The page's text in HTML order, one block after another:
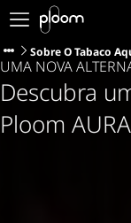
Porquê Ploom?
Loja
Sticks LYO
Descubra Ploom
Artigos
Ajuda e Suporte
Sobre O Tabaco
UMA NOVA
Descubra
Ploom AURA